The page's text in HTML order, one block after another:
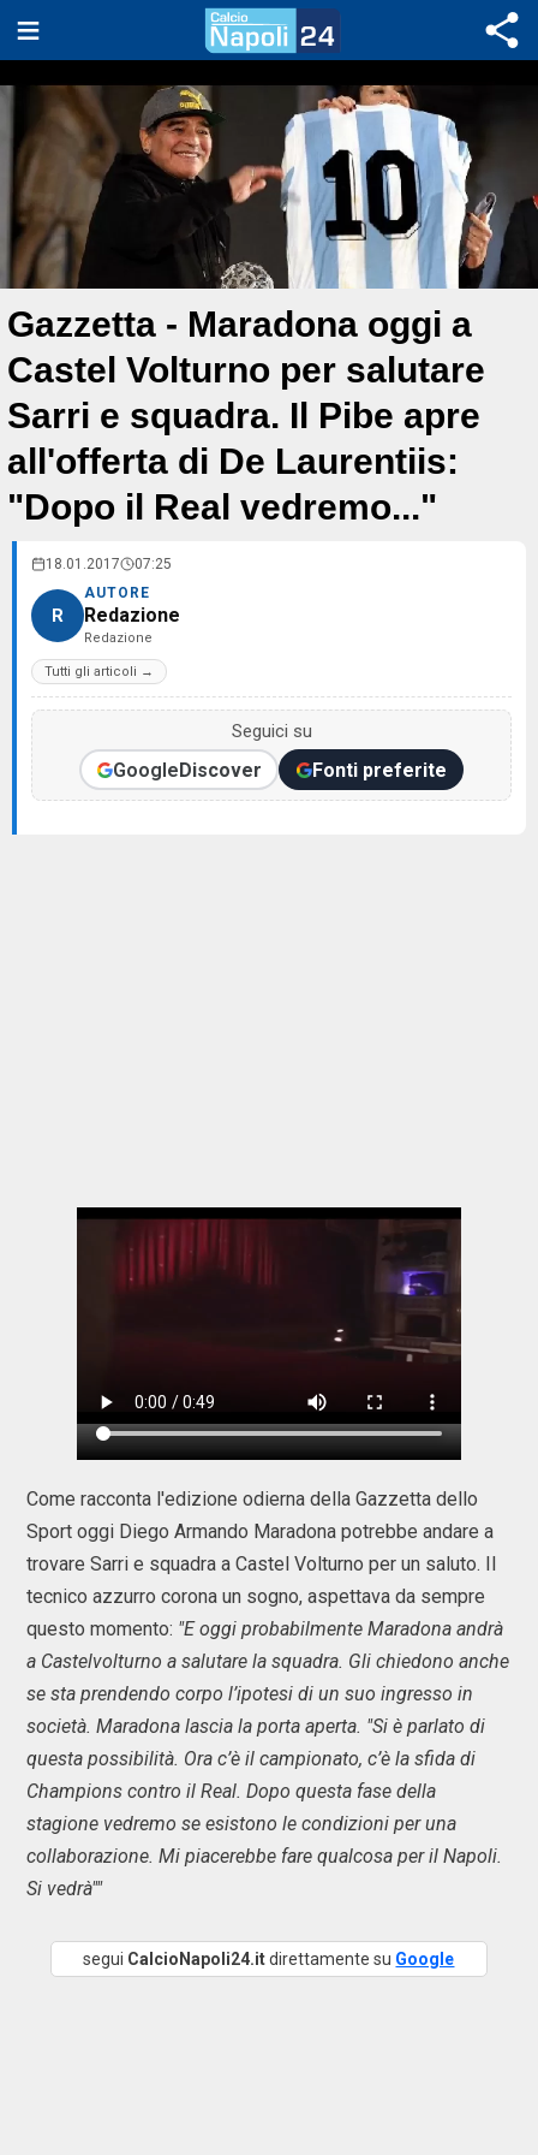
Gazzetta - Maradona oggi a
Castel Volturno per salutare
Sarri e squadra. Il Pibe apre
all'offerta di De Laurentiis:
"Dopo il Real vedremo..."
18.01.2017 07:25
R
AUTORE
Redazione
Redazione
Tutti gli articoli →
Seguici su
GoogleDiscover Fonti preferite
Come racconta l'edizione odierna della Gazzetta dello
Sport oggi Diego Armando Maradona potrebbe andare a
trovare Sarri e squadra a Castel Volturno per un saluto. Il
tecnico azzurro corona un sogno, aspettava da sempre
questo momento: "E oggi probabilmente Maradona andrà
a Castelvolturno a salutare la squadra. Gli chiedono anche
se sta prendendo corpo l’ipotesi di un suo ingresso in
società. Maradona lascia la porta aperta. "Si è parlato di
questa possibilità. Ora c’è il campionato, c’è la sfida di
Champions contro il Real. Dopo questa fase della
stagione vedremo se esistono le condizioni per una
collaborazione. Mi piacerebbe fare qualcosa per il Napoli.
Si vedrà""
segui CalcioNapoli24.itdirettamente su Google